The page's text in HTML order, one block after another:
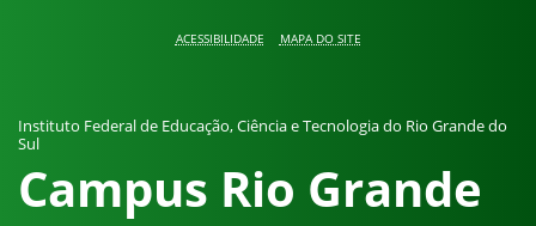
ACESSIBILIDADE MAPA DO SITE
Instituto Federal de Educação, Ciência e Tecnologia do Rio Grande do
Sul
Campus Rio Grande